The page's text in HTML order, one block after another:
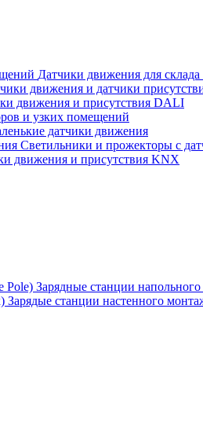
Датчики движения для
движения и датчики
движения и присутствия DALI
и узких помещений
датчики движения
Светильники и прожекторы с
движения и присутствия KNX
Зарядные станции
Зарядые станции настенного